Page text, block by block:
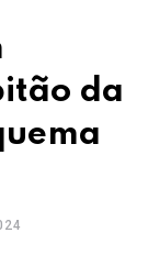
da